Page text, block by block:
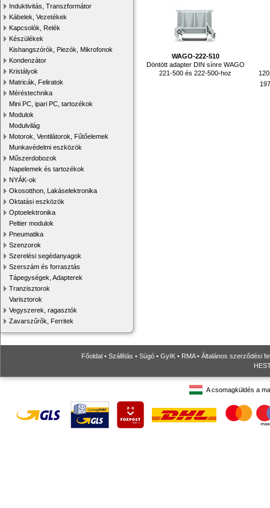
Induktivitás, Transzformátor
Kábelek, Vezetékek
Kapcsolók, Relék
Készülékek
Kishangszórók, Piezók, Mikrofonok
Kondenzátor
Kristályok
Matricák, Feliratok
Méréstechnika
Mini PC, ipari PC, tartozékok
Modulok
Modulvilág
Motorok, Ventilátorok, Fűtőelemek
Munkavédelmi eszközök
Műszerdobozok
Napelemek és tartozékok
NYÁK-ok
Okosotthon, Lakáselektronika
Oktatási eszközök
Optoelektronika
Peltier modulok
Pneumatika
Szenzorok
Szerelési segédanyagok
Szerszám és forrasztás
Tápegységek, Adapterek
Tranzisztorok
Varisztorok
Vegyszerek, ragasztók
Zavarszűrők, Ferritek
WAGO-222-510
Döntött adapter DIN sínre WAGO
221-500 és 222-500-hoz
Főoldal • Szállítás • Súgó • GyIK • RMA• Általános szerződési
A csomagküldés a